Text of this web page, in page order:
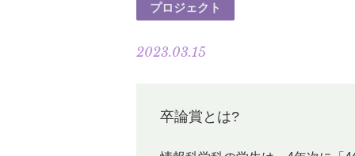
プロジェクト
2023.03.15
卒論賞とは?